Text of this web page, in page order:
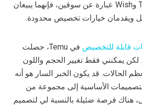
نظرًا لأن كلاً من Temu وWish عبارة عن سوقين، فإنهما يبيعان
ويقدمان خيارات تخصيص محدودة.
قابلة للتخصيص
في Temu، حصلت
لكن يمكنني فقط تغيير الحجم واللون
الحالات. قد يكون الخبر السار هو أنه
الأساسية إلى مجموعة من
هناك فرصة ضئيلة بالنسبة لي لتصميم